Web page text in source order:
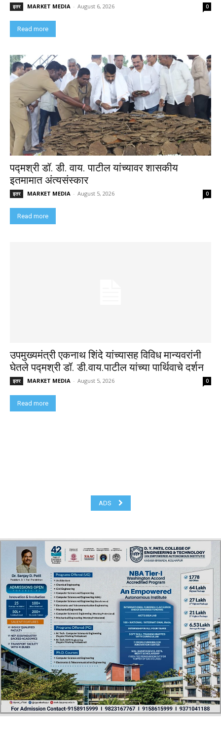
इतर MARKET MEDIA - August 6, 2026 0
Read more
पद्मश्री डॉ. डी. वाय. पाटील यांच्यावर शासकीय
इतमामात अंत्यसंस्कार
इतर MARKET MEDIA - August 5, 2026 0
Read more
उपमुख्यमंत्री एकनाथ शिंदे यांच्यासह विविध मान्यवरांनी
घेतले पद्मश्री डॉ. डी.वाय.पाटील यांच्या पार्थिवाचे दर्शन
इतर MARKET MEDIA - August 5, 2026 0
Read more
ADS